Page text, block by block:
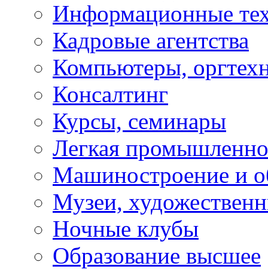
Информационные
Кадровые агентства
Компьютеры,
Консалтинг
Курсы, семинары
Легкая
Машиностроение и
Музеи,
Ночные клубы
Образование высшее